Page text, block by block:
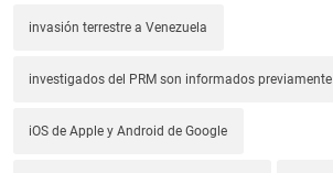
invasión terrestre a Venezuela
investigados del PRM son informados previamente
iOS de Apple y Android de Google